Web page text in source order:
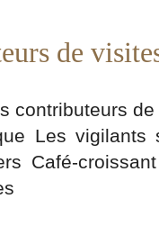
de
contributeurs
Les vigilants
Café-